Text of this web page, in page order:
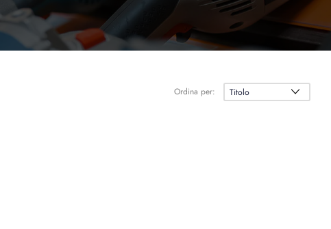
Ordina per: